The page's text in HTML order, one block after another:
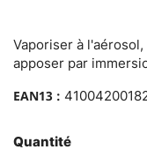
Vaporiser à
apposer par
EAN13 :
Quantité